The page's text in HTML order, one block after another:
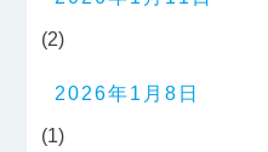
(2)
2026年1月8日
(1)